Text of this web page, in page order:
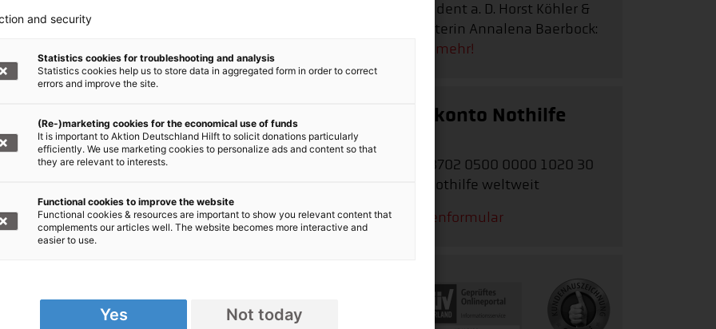
humanitären
öffentliche Einrichtungen wie
Not der Menschen.
sind stark unterentwickelt. Besonders
Auch die
Wasserversorgung
stellt im Jemen
rund um Asien
Bundespräsident a. D. Horst Köhler &
Außenministerin Annalena Baerbock:
Erfahren Sie mehr!
Spendenkonto Nothilfe
weltweit
DE62 3702 0500 0000 1020 30
Nothilfe weltweit
Zum Spendenformular
and security
Statistics cookies for troubleshooting and analysis
Statistics cookies help us to store data in aggregated form in order to correct
errors and improve the site.
(Re-)marketing cookies for the economical use of funds
It is important to Aktion Deutschland Hilft to solicit donations particularly
efficiently. We use marketing cookies to personalize ads and content so that
they are relevant to interests.
Functional cookies to improve the website
Functional cookies & resources are important to show you relevant content that
complements our articles well. The website becomes more interactive and
easier to use.
Yes Not today